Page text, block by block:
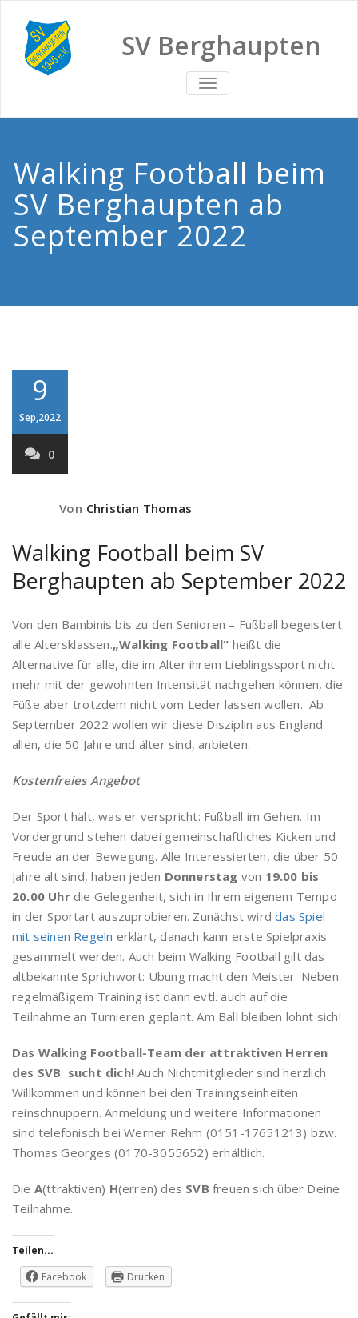
SV Berghaupten
TOGGLE
NAVIGATION
Walking Football beim
SV Berghaupten ab
September 2022
9
Sep,2022
0
Von Christian Thomas
Walking Football beim SV
Berghaupten ab September 2022
Von den Bambinis bis zu den Senioren – Fußball begeistert
alle Altersklassen.„Walking Football“ heißt die
Alternative für alle, die im Alter ihrem Lieblingssport nicht
mehr mit der gewohnten Intensität nachgehen können, die
Füße aber trotzdem nicht vom Leder lassen wollen. Ab
September 2022 wollen wir diese Disziplin aus England
allen, die 50 Jahre und älter sind, anbieten.
Kostenfreies Angebot
Der Sport hält, was er verspricht: Fußball im Gehen. Im
Vordergrund stehen dabei gemeinschaftliches Kicken und
Freude an der Bewegung. Alle Interessierten, die über 50
Jahre alt sind, haben jeden Donnerstag von 19.00 bis
20.00 Uhrdie Gelegenheit, sich in Ihrem eigenem Tempo
in der Sportart auszuprobieren. Zunächst wirddas Spiel
mit seinen Regeln erklärt, danach kann erste Spielpraxis
gesammelt werden. Auch beim Walking Football gilt das
altbekannte Sprichwort: Übung macht den Meister. Neben
regelmäßigem Training ist dann evtl. auch auf die
Teilnahme an Turnieren geplant. Am Ball bleiben lohnt sich!
Das Walking Football-Team der attraktiven Herren
des SVB sucht dich! Auch Nichtmitglieder sind herzlich
Willkommen und können bei den Trainingseinheiten
reinschnuppern. Anmeldung und weitere Informationen
sind telefonisch bei Werner Rehm (0151-17651213) bzw.
Thomas Georges (0170-3055652) erhältlich.
Die A(ttraktiven) H(erren) des SVB freuen sich über Deine
Teilnahme.
Teilen...
Facebook
Drucken